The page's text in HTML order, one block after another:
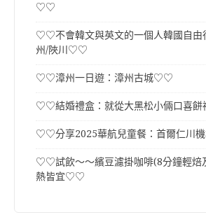
♡♡
♡♡不會韓文與英文的一個人韓國自由
州/陜川♡♡
♡♡漳州一日遊：漳州古城♡♡
♡♡結婚禮盒：就從大黑松小倆口喜
♡♡分享2025華航兒童餐：首爾仁川
♡♡試飲～～繽豆濾掛咖啡(8分鐘輕焙
熱皆宜♡♡